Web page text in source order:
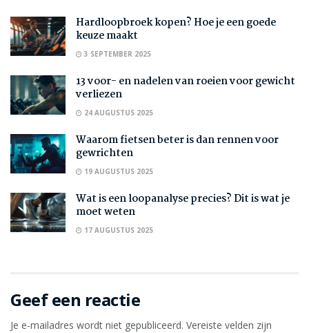
Hardloopbroek kopen? Hoe je een goede
keuze maakt
3 SEPTEMBER 2025
13 voor- en nadelen van roeien voor gewicht
verliezen
24 AUGUSTUS 2025
Waarom fietsen beter is dan rennen voor
gewrichten
19 AUGUSTUS 2025
Wat is een loopanalyse precies? Dit is wat je
moet weten
17 AUGUSTUS 2025
Geef een reactie
Je e-mailadres wordt niet gepubliceerd. Vereiste velden zijn